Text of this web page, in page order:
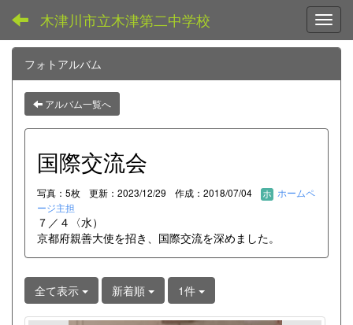
木津川市立木津第二中学校
フォトアルバム
アルバム一覧へ
国際交流会
写真：5枚 更新：2023/12/29 作成：2018/07/04
ホームペ
ージ主担
７／４〈水）
京都府親善大使を招き、国際交流を深めました。
全て表示 新着順 1件